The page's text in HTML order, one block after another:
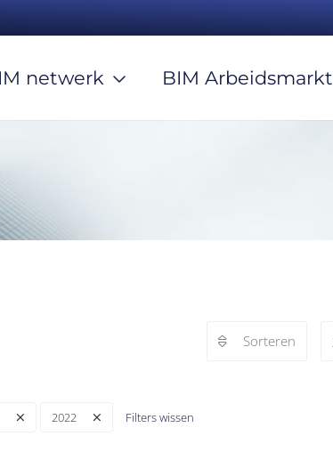
Sorteren
2022 Filters wissen
netwerk BIM Arbeidsmarkt